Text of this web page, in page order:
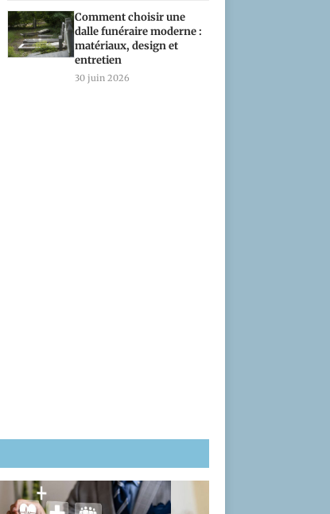
Comment choisir une
dalle funéraire moderne :
matériaux, design et
entretien
30 juin 2026